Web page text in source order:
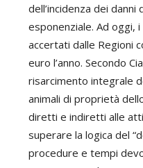
dell’incidenza dei danni
esponenziale. Ad oggi,
accertati dalle Regioni
euro l’anno. Secondo
risarcimento integrale
animali di proprietà
diretti e indiretti alle
superare la logica del
procedure e tempi